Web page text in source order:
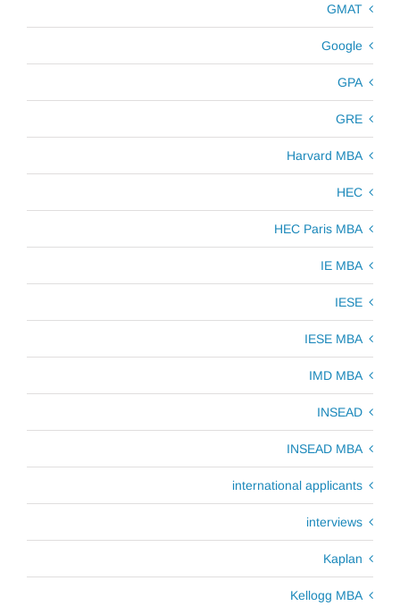
GMAT
Google
GPA
GRE
Harvard MBA
HEC
HEC Paris MBA
IE MBA
IESE
IESE MBA
IMD MBA
INSEAD
INSEAD MBA
international applicants
interviews
Kaplan
Kellogg MBA